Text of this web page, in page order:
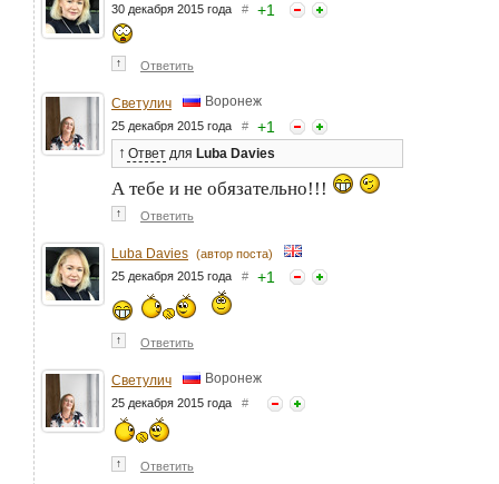
30 декабря 2015 года # +1
↑ Ответить
Светулич Воронеж
25 декабря 2015 года # +1
↑ Ответ для Luba Davies
А тебе и не обязательно!!!
↑ Ответить
Luba Davies (автор поста)
25 декабря 2015 года # +1
↑ Ответить
Светулич Воронеж
25 декабря 2015 года #
↑ Ответить